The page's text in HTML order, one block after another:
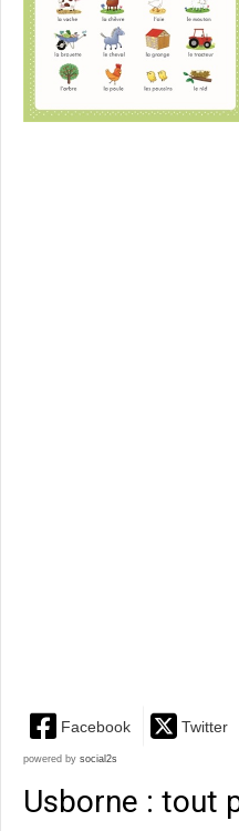
Facebook Twitter
powered by social2s
Usborne : tout